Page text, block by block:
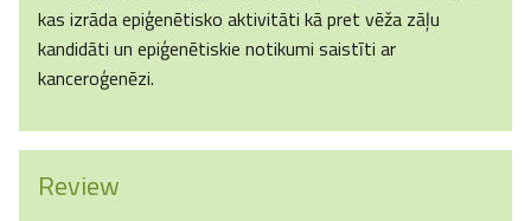
kas izrāda epiģenētisko aktivitāti kā pret vēža zāļu
kandidāti un epiģenētiskie notikumi saistīti ar
kanceroģenēzi.
Review